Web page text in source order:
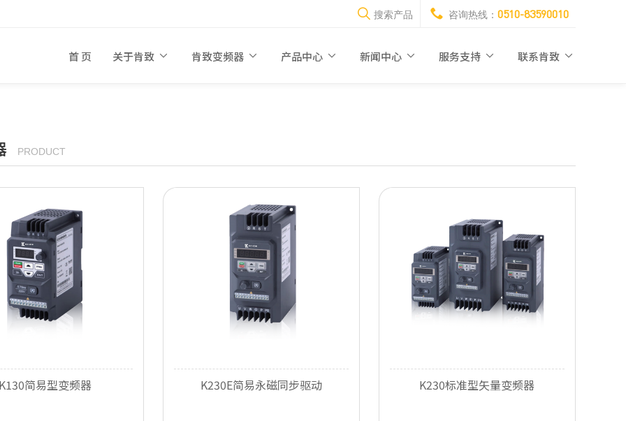
搜索产品 咨询热线： 0510-83590010
首 页 关于肯致 肯致变频器 产品中心 新闻中心 服务支持 联系肯致
PRODUCT
K130简易型变频器 K230E简易永磁同步驱动
了解详细
K230标准型矢量变频器
了解详细